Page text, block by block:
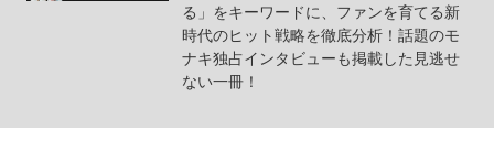
る」をキーワードに、ファンを育てる新
時代のヒット戦略を徹底分析！話題のモ
ナキ独占インタビューも掲載した見逃せ
ない一冊！